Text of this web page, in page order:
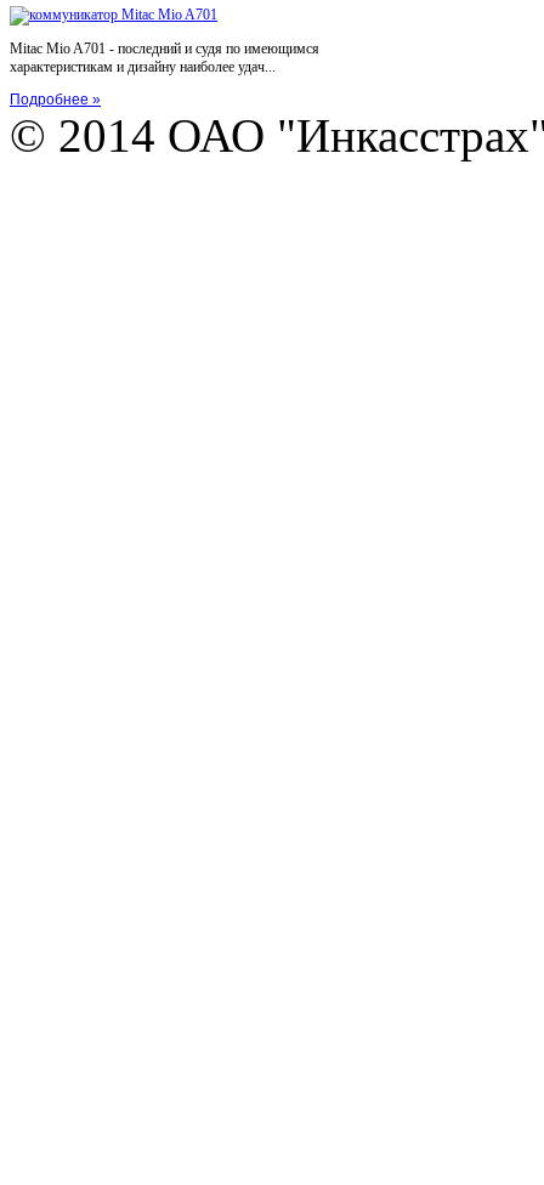
Mitac Mio A701 - последний и судя по имеющимся
характеристикам и дизайну наиболее удач...
Подробнее »
© 2014 ОАО